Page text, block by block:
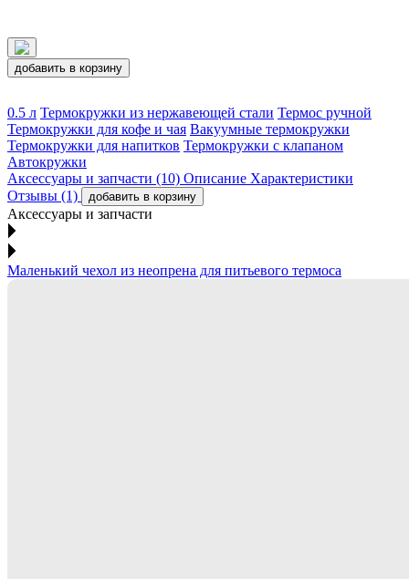
добавить в корзину
0.5 л Термокружки из нержавеющей стали Термос ручной
Термокружки для кофе и чая Вакуумные термокружки
Термокружки для напитков Термокружки с клапаном
Автокружки
Аксессуары и запчасти (10) Описание Характеристики
Отзывы (1)
добавить в корзину
Аксессуары и запчасти
Маленький чехол из неопрена для питьевого термоса